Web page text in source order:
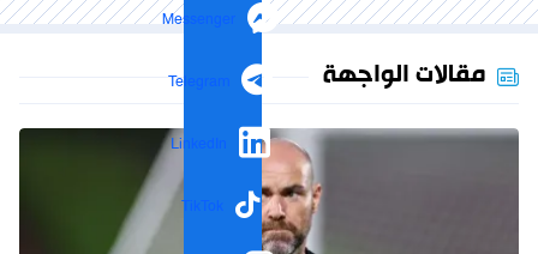
Messenger
Telegram
LinkedIn
TikTok
مقالات الواجهة